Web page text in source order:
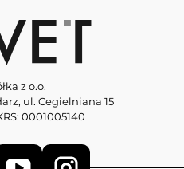
z o.o.
ul. Cegielniana 15
0001005140